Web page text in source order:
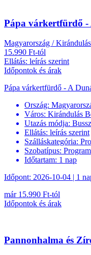
Pápa várkertfürdő
Magyarország /
15.990 Ft-tól
Ellátás: leírás szerint
Időpontok és árak
Pápa várkertfürdő - A
Ország:
Város: Kirándulás
Utazás módja:
Ellátás: leírás szerint
Szálláskategória:
Szobatípus: Program
Időtartam: 1 nap
Időpont: 2026-10-04 | 1
már 15.990 Ft-tól
Időpontok és árak
Pannonhalma és